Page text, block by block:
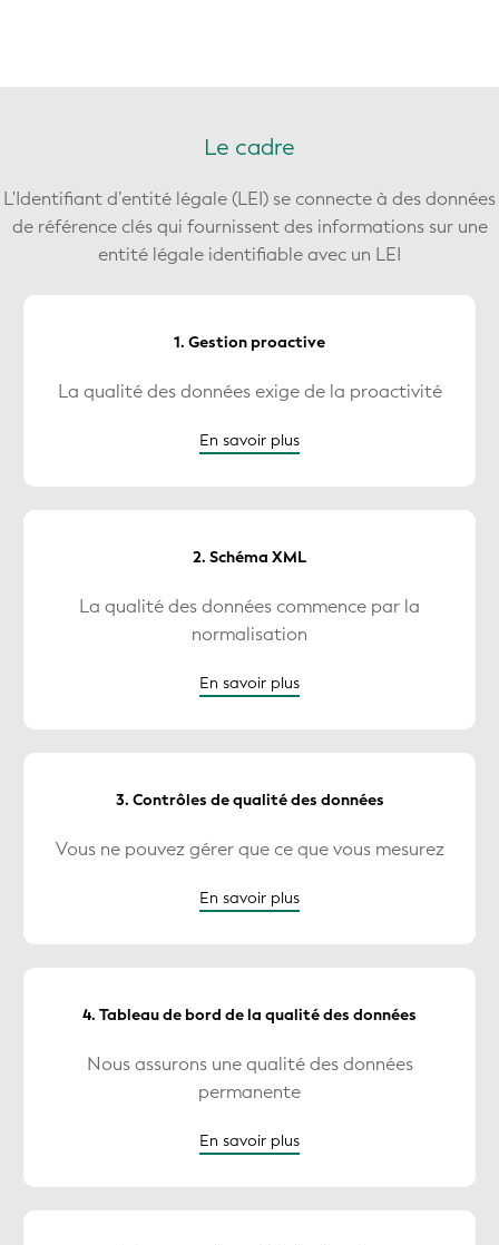
Le cadre
L'Identifiant d’entité légale (LEI) se connecte à des données
de référence clés qui fournissent des informations sur une
entité légale identifiable avec un LEI
1. Gestion proactive
La qualité des données exige de la proactivité
En savoir plus
2. Schéma XML
La qualité des données commence par la
normalisation
En savoir plus
3. Contrôles de qualité des données
Vous ne pouvez gérer que ce que vous mesurez
En savoir plus
4. Tableau de bord de la qualité des données
Nous assurons une qualité des données
permanente
En savoir plus